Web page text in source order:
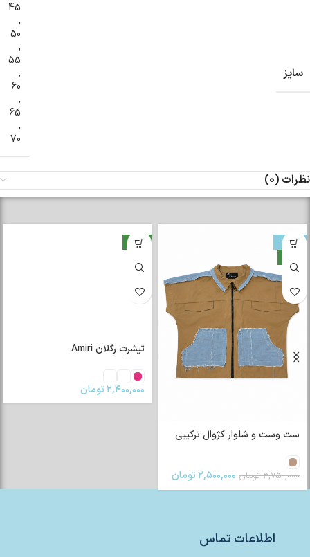
سایز
45
,
50
,
55
,
60
,
65
,
70
نظرات (0)
-33%
ست وست و شلوار کژوال ترکیبی
۳,۷۵۰,۰۰۰ تومان ۲,۵۰۰,۰۰۰تومان
جدید
تیشرت رگلان Amiri
۲,۴۰۰,۰۰۰تومان
اطلاعات تماس